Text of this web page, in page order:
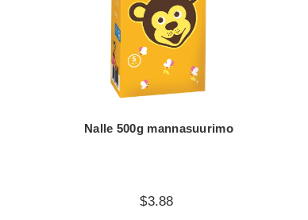
Nalle 500g mannasuurimo
$3.88